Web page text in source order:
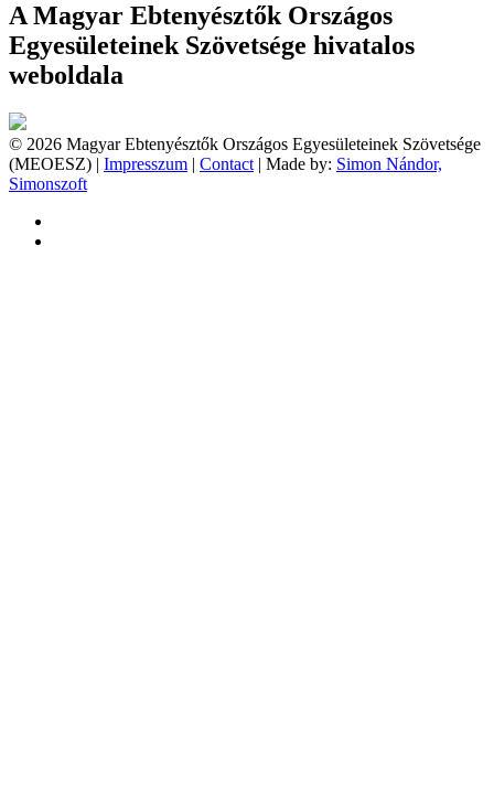
A Magyar Ebtenyésztők Országos
Egyesületeinek Szövetsége hivatalos
weboldala
© 2026 Magyar Ebtenyésztők Országos Egyesületeinek Szövetsége
(MEOESZ) | Impresszum | Contact | Made by: Simon Nándor,
Simonszoft